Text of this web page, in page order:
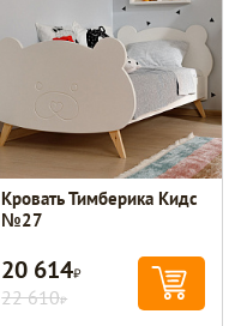
Кровать Тимберика Кидс
№27
20 614Р
22 610Р